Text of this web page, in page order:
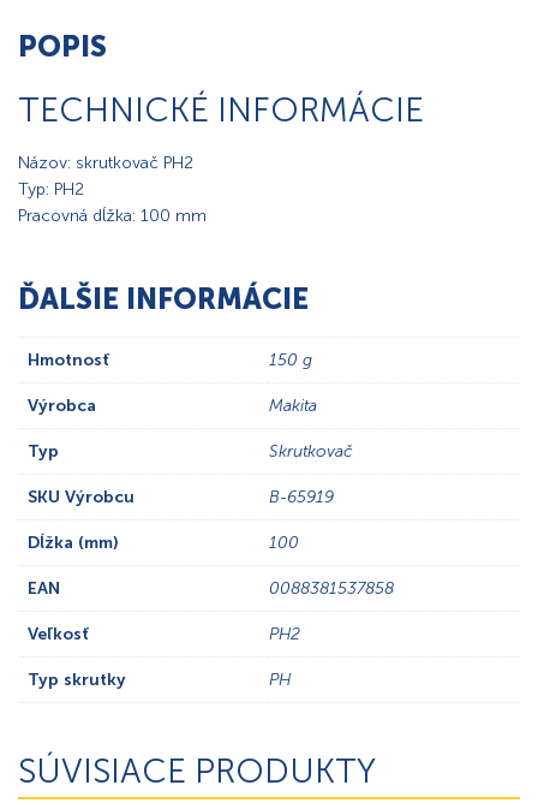
POPIS
TECHNICKÉ INFORMÁCIE
Názov: skrutkovač PH2
Typ: PH2
Pracovná dĺžka: 100 mm
ĎALŠIE INFORMÁCIE
Hmotnosť 150 g
Výrobca Makita
Typ Skrutkovač
SKU Výrobcu B-65919
Dĺžka (mm) 100
EAN 0088381537858
Veľkosť PH2
Typ skrutky PH
SÚVISIACE PRODUKTY